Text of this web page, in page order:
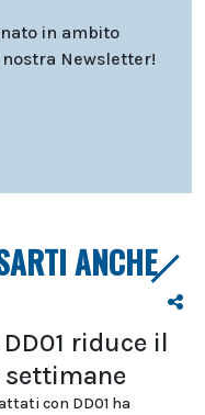
in ambito
Newsletter!
ANCHE
riduce il
settimane
con DD01 ha